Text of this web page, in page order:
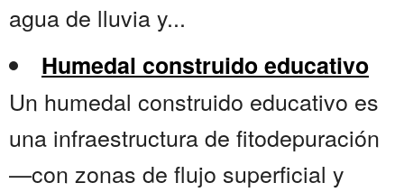
agua de lluvia y...
Humedal construido educativo
Un humedal construido educativo es
una infraestructura de fitodepuración
—con zonas de flujo superficial y